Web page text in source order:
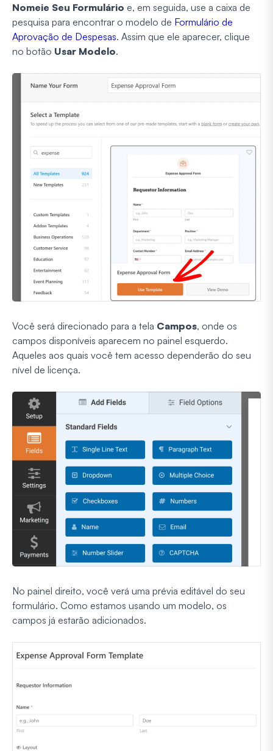
Nomeie Seu Formulário e, em seguida, use a caixa de
pesquisa para encontrar o modelo de Formulário de
Aprovação de Despesas. Assim que ele aparecer, clique
no botão Usar Modelo.
Você será direcionado para a tela Campos, onde os
campos disponíveis aparecem no painel esquerdo.
Aqueles aos quais você tem acesso dependerão do seu
nível de licença.
No painel direito, você verá uma prévia editável do seu
formulário. Como estamos usando um modelo, os
campos já estarão adicionados.